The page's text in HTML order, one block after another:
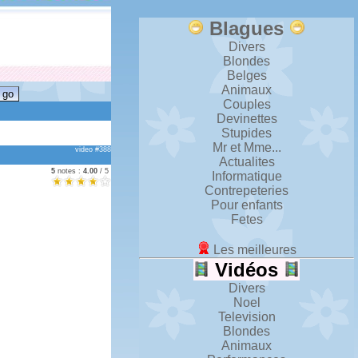
video #388
5notes : 4.00/ 5
Blagues
Divers
Blondes
Belges
Animaux
Couples
Devinettes
Stupides
Mr et Mme...
Actualites
Informatique
Contrepeteries
Pour enfants
Fetes
Les meilleures
Vidéos
Divers
Noel
Television
Blondes
Animaux